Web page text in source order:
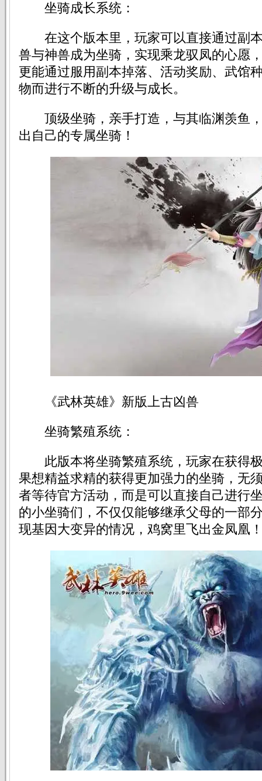
坐骑成长系统：
在这个版本里，玩家可以直接通过副
兽与神兽成为坐骑，实现乘龙驭凤的心愿
更能通过服用副本掉落、活动奖励、武馆
物而进行不断的升级与成长。
顶级坐骑，亲手打造，与其临渊羡鱼
出自己的专属坐骑！
《武林英雄》新版上古凶兽
坐骑繁殖系统：
此版本将坐骑繁殖系统，玩家在获得
果想精益求精的获得更加强力的坐骑，无
者等待官方活动，而是可以直接自己进行
的小坐骑们，不仅仅能够继承父母的一部
现基因大变异的情况，鸡窝里飞出金凤凰